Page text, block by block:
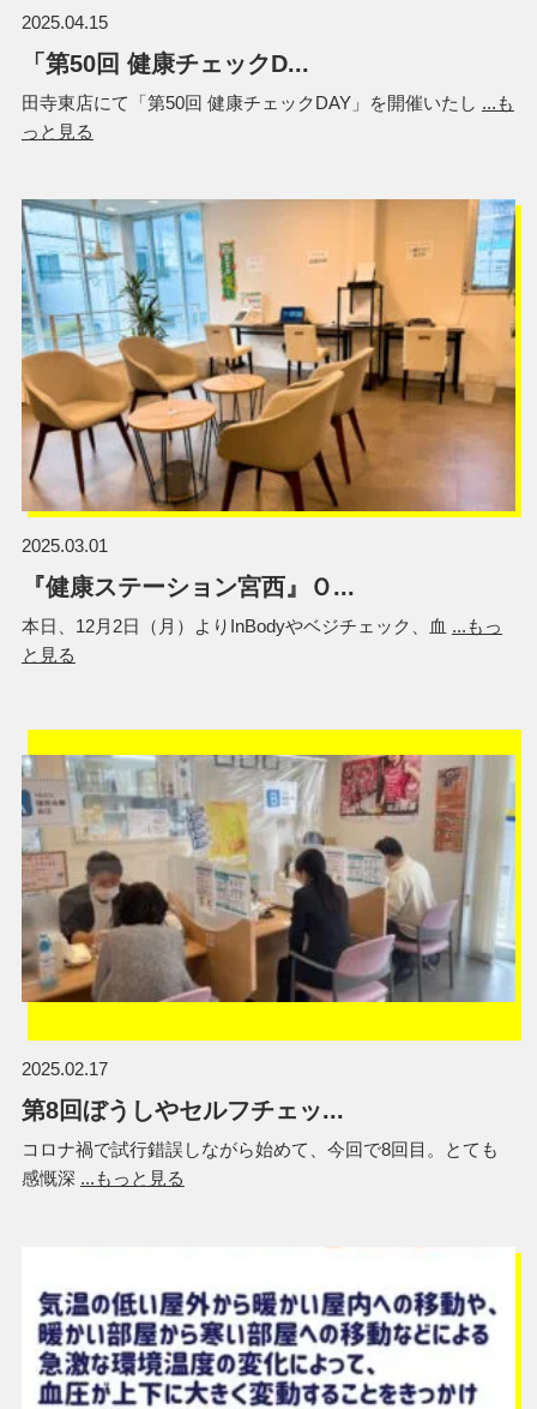
2025.04.15
「第50回 健康チェックD...
田寺東店にて「第50回 健康チェックDAY」を開催いたし ...も
っと見る
2025.03.01
『健康ステーション宮西』Ｏ...
本日、12月2日（月）よりInBodyやベジチェック、血 ...もっ
と見る
2025.02.17
第8回ぼうしやセルフチェッ...
コロナ禍で試行錯誤しながら始めて、今回で8回目。とても
感慨深 ...もっと見る